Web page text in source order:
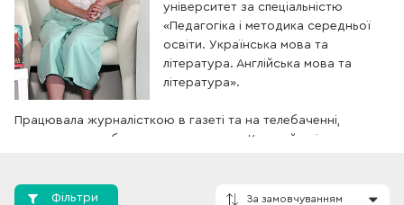
університет за спеціальністю
«Педагогіка і методика середньої
освіти. Українська мова та
література. Англійська мова та
література».
Працювала журналісткою в газеті та на телебаченні,
редакторкою обласного тижневика «Круглий двір»
спілки письменників України.
Фільтри